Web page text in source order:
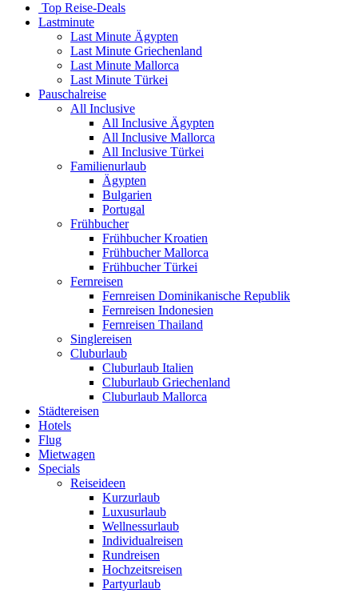
Top Reise-Deals
Lastminute
Last Minute Ägypten
Last Minute Griechenland
Last Minute Mallorca
Last Minute Türkei
Pauschalreise
All Inclusive
All Inclusive Ägypten
All Inclusive Mallorca
All Inclusive Türkei
Familienurlaub
Ägypten
Bulgarien
Portugal
Frühbucher
Frühbucher Kroatien
Frühbucher Mallorca
Frühbucher Türkei
Fernreisen
Fernreisen Dominikanische Republik
Fernreisen Indonesien
Fernreisen Thailand
Singlereisen
Cluburlaub
Cluburlaub Italien
Cluburlaub Griechenland
Cluburlaub Mallorca
Städtereisen
Hotels
Flug
Mietwagen
Specials
Reiseideen
Kurzurlaub
Luxusurlaub
Wellnessurlaub
Individualreisen
Rundreisen
Hochzeitsreisen
Partyurlaub